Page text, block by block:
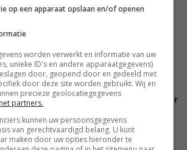
voor meer balans’
Nederland in Europese top
15:33
varkensstapel krimpt, pluimveesector
door schaalvergroting
15:20
op een apparaat opslaan en/of openen
worden verwerkt en informatie van uw
unieke ID's en andere apparaatgegevens)
door, geopend door en gedeeld met
door deze site worden gebruikt. Wij en
precieze geolocatiegegevens
partners.
kunnen uw persoonsgegevens
van gerechtvaardigd belang. U kunt
maken door uw opties hieronder te